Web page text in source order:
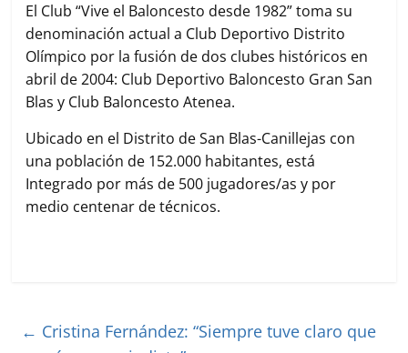
El Club “Vive el Baloncesto desde 1982” toma su
denominación actual a Club Deportivo Distrito
Olímpico por la fusión de dos clubes históricos en
abril de 2004: Club Deportivo Baloncesto Gran San
Blas y Club Baloncesto Atenea.
Ubicado en el Distrito de San Blas-Canillejas con
una población de 152.000 habitantes, está
Integrado por más de 500 jugadores/as y por
medio centenar de técnicos.
← Cristina Fernández: “Siempre tuve claro que